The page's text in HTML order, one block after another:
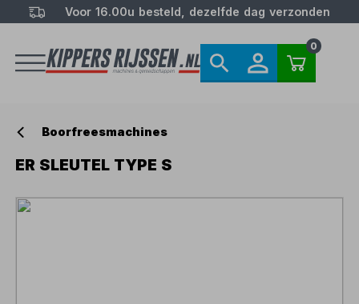
Voor 16.00u besteld, dezelfde dag verzonden
0
Boorfreesmachines
ER SLEUTEL TYPE S